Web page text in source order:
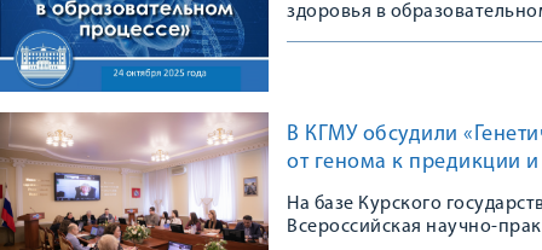
здоровья в
В КГМУ обсудили
от генома к предикции
На базе Курского
Всероссийская научно-